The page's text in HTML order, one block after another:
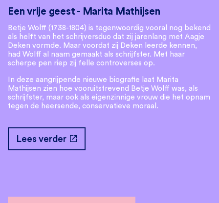
Een vrije geest - Marita Mathijsen
Betje Wolff (1738-1804) is tegenwoordig vooral nog bekend
als helft van het schrijversduo dat zij jarenlang met Aagje
Deken vormde. Maar voordat zij Deken leerde kennen,
had Wolff al naam gemaakt als schrijfster. Met haar
scherpe pen riep zij felle controverses op.
In deze aangrijpende nieuwe biografie laat Marita
Mathijsen zien hoe vooruitstrevend Betje Wolff was, als
schrijfster, maar ook als eigenzinnige vrouw die het opnam
tegen de heersende, conservatieve moraal.
Lees verder open_in_new